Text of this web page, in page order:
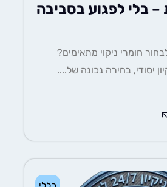
לפגוע בסביבה
ניקוי מתאימים?
בחירה נכונה של....